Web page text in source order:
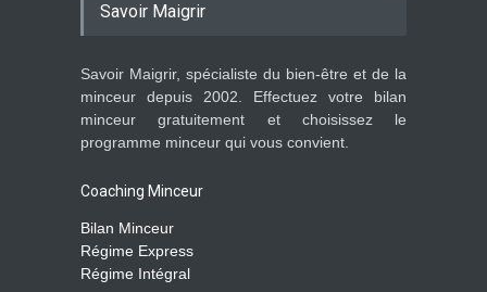
Savoir Maigrir
Savoir Maigrir, spécialiste du bien-être et de la
minceur depuis 2002. Effectuez votre bilan
minceur gratuitement et choisissez le
programme minceur qui vous convient.
Coaching Minceur
Bilan Minceur
Régime Express
Régime Intégral